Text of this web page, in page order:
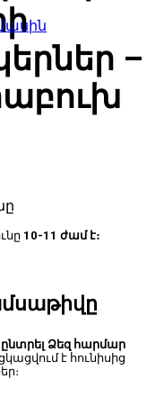
–
10-11 ժամ է։
ընտրել Ձեզ հարմար
է հունիսից